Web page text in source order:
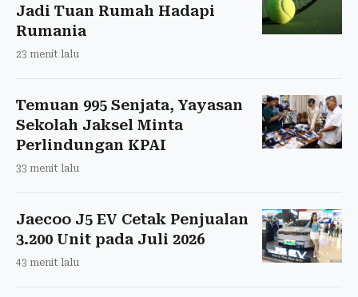
Jadi Tuan Rumah Hadapi
Rumania
23 menit lalu
Temuan 995 Senjata, Yayasan
Sekolah Jaksel Minta
Perlindungan KPAI
33 menit lalu
Jaecoo J5 EV Cetak Penjualan
3.200 Unit pada Juli 2026
43 menit lalu